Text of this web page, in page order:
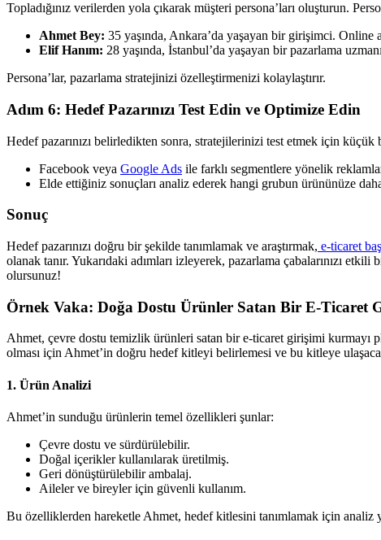
Topladığınız verilerden yola çıkarak müşteri persona’ları oluşturun.
Ahmet Bey: 35 yaşında, Ankara’da yaşayan bir girişimci. Online
Elif Hanım: 28 yaşında, İstanbul’da yaşayan bir pazarlama
Persona’lar, pazarlama stratejinizi özelleştirmenizi kolaylaştırır.
Adım 6: Hedef Pazarınızı Test Edin ve Optimize Edin
Hedef pazarınızı belirledikten sonra, stratejilerinizi test etmek için
Facebook veya Google Ads ile farklı segmentlere yönelik
Elde ettiğiniz sonuçları analiz ederek hangi grubun ürününüze
Sonuç
Hedef pazarınızı doğru bir şekilde tanımlamak ve araştırmak, e-ticaret
olanak tanır. Yukarıdaki adımları izleyerek, pazarlama çabalarınızı
olursunuz!
Örnek Vaka: Doğa Dostu Ürünler Satan Bir E-Ticaret
Ahmet, çevre dostu temizlik ürünleri satan bir e-ticaret girişimi kurmayı
olması için Ahmet’in doğru hedef kitleyi belirlemesi ve bu kitleye
1. Ürün Analizi
Ahmet’in sunduğu ürünlerin temel özellikleri şunlar:
Çevre dostu ve sürdürülebilir.
Doğal içerikler kullanılarak üretilmiş.
Geri dönüştürülebilir ambalaj.
Aileler ve bireyler için güvenli kullanım.
Bu özelliklerden hareketle Ahmet, hedef kitlesini tanımlamak için analiz